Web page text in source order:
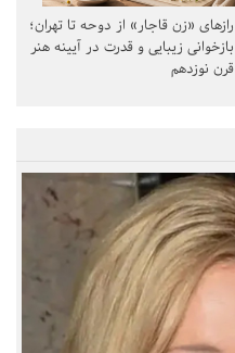
رازهای «زن قاجار» از دوحه تا تهران؛
بازخوانی زیبایی و قدرت در آیینه هنر
قرن نوزدهم